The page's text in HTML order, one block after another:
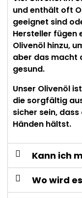
und enthält oft
geeignet sind
Hersteller fügen
Olivenöl hinzu,
aber das macht
gesund.
Unser Olivenöl
die sorgfältig
sicher sein,
Händen hältst.
Kann ich
Wo wird